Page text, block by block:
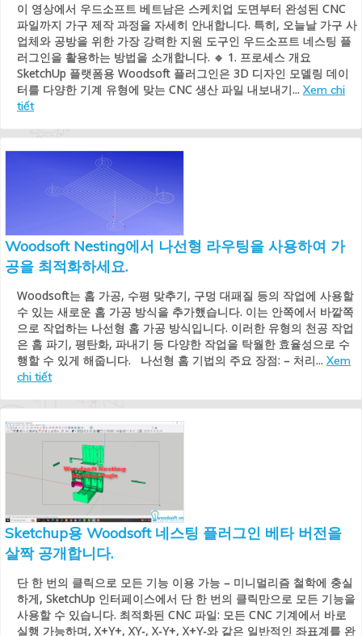
이 영상에서 우드소프트 베트남은 스케치업 도면부터 완성된 CNC
파일까지 가구 제작 과정을 자세히 안내합니다. 특히, 오늘날 가구 사
업체와 공방을 위한 가장 강력한 지원 도구인 우드소프트 네스팅 플
러그인을 활용하는 방법을 소개합니다. 🔹 1. 프로세스 개요
SketchUp 플랫폼용 Woodsoft 플러그인은 3D 디자인 모델링 데이
터를 다양한 기계 유형에 맞는 CNC 생산 파일 내보내기... Xem chi
tiết
Woodsoft Nesting에서 나선형 라우팅을 사용하여 가
공을 최적화하세요.
Woodsoft는 홈 가공, 수평 맞추기, 구멍 대패질 등의 작업에 사용할
수 있는 새로운 홈 가공 방식을 추가했습니다. 이는 안쪽에서 바깥쪽
으로 작업하는 나선형 홈 가공 방식입니다. 이러한 유형의 천공 작업
은 홈 파기, 평탄화, 파내기 등 다양한 작업을 탁월한 효율성으로 수
행할 수 있게 해줍니다. 나선형 홈 기법의 주요 장점: – 처리... Xem
chi tiết
Sketchup용 Woodsoft 네스팅 플러그인 베타 버전을
살짝 공개합니다.
단 한 번의 클릭으로 모든 기능 이용 가능 – 미니멀리즘 철학에 충실
하게, SketchUp 인터페이스에서 단 한 번의 클릭만으로 모든 기능을
사용할 수 있습니다. 최적화된 CNC 파일: 모든 CNC 기계에서 바로
실행 가능하며, X+Y+, XY-, X-Y+, X+Y-와 같은 일반적인 좌표계를 완